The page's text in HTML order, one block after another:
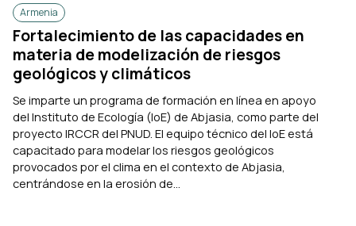
Armenia
Fortalecimiento de las capacidades en
materia de modelización de riesgos
geológicos y climáticos
Se imparte un programa de formación en línea en apoyo
del Instituto de Ecología (IoE) de Abjasia, como parte del
proyecto IRCCR del PNUD. El equipo técnico del IoE está
capacitado para modelar los riesgos geológicos
provocados por el clima en el contexto de Abjasia,
centrándose en la erosión de...